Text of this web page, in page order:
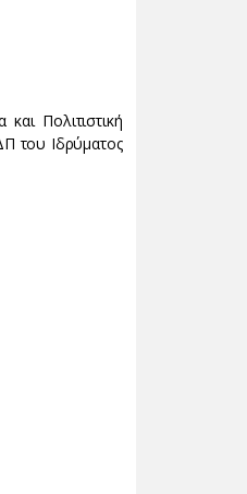
Πολιτιστική
του Ιδρύματος